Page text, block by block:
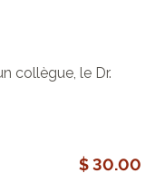
collègue, le Dr.
$ 30.00